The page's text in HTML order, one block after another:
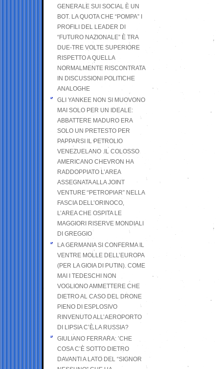
GENERALE SUI SOCIAL È UN
BOT. LA QUOTA CHE “POMPA” I
PROFILI DEL LEADER DI
“FUTURO NAZIONALE” È TRA
DUE-TRE VOLTE SUPERIORE
RISPETTO A QUELLA
NORMALMENTE RISCONTRATA
IN DISCUSSIONI POLITICHE
ANALOGHE
GLI YANKEE NON SI MUOVONO
MAI SOLO PER UN IDEALE:
ABBATTERE MADURO ERA
SOLO UN PRETESTO PER
PAPPARSI IL PETROLIO
VENEZUELANO .IL COLOSSO
AMERICANO CHEVRON HA
RADDOPPIATO L’AREA
ASSEGNATA ALLA JOINT
VENTURE “PETROPIAR” NELLA
FASCIA DELL’ORINOCO,
L’AREA CHE OSPITA LE
MAGGIORI RISERVE MONDIALI
DI GREGGIO
LA GERMANIA SI CONFERMA IL
VENTRE MOLLE DELL’EUROPA
(PER LA GIOIA DI PUTIN). COME
MAI I TEDESCHI NON
VOGLIONO AMMETTERE CHE
DIETRO AL CASO DEL DRONE
PIENO DI ESPLOSIVO
RINVENUTO ALL’AEROPORTO
DI LIPSIA C’È LA RUSSIA?
GIULIANO FERRARA: ’CHE
COSA C’È SOTTO DIETRO
DAVANTI A LATO DEL “SIGNOR